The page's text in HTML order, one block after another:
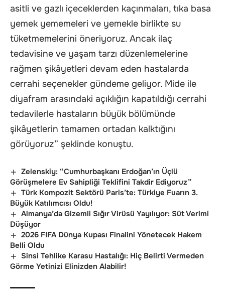
asitli ve gazlı içeceklerden kaçınmaları, tıka basa
yemek yememeleri ve yemekle birlikte su
tüketmemelerini öneriyoruz. Ancak ilaç
tedavisine ve yaşam tarzı düzenlemelerine
rağmen şikâyetleri devam eden hastalarda
cerrahi seçenekler gündeme geliyor. Mide ile
diyafram arasındaki açıklığın kapatıldığı cerrahi
tedavilerle hastaların büyük bölümünde
şikâyetlerin tamamen ortadan kalktığını
görüyoruz” şeklinde konuştu.
Zelenskiy: “Cumhurbaşkanı Erdoğan’ın Üçlü
Görüşmelere Ev Sahipliği Teklifini Takdir Ediyoruz”
Türk Kompozit Sektörü Paris’te: Türkiye Fuarın 3.
Büyük Katılımcısı Oldu!
Almanya’da Gizemli Sığır Virüsü Yayılıyor: Süt Verimi
Düşüyor
2026 FIFA Dünya Kupası Finalini Yönetecek Hakem
Belli Oldu
Sinsi Tehlike Karasu Hastalığı: Hiç Belirti Vermeden
Görme Yetinizi Elinizden Alabilir!